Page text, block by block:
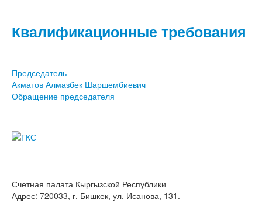
Квалификационные требования
Председатель
Акматов Алмазбек Шаршембиевич
Обращение председателя
Счетная палата Кыргызской Республики
Адрес: 720033, г. Бишкек, ул. Исанова, 131.